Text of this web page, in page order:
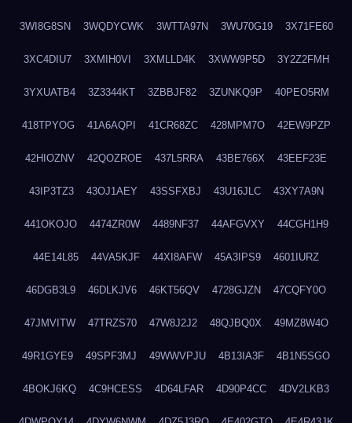
3WI8G8SN 3WQDYCWK 3WTTA97N 3WU70G19 3X71FE60
3XC4DIU7 3XMIH0VI 3XMLLD4K 3XWW9P5D 3Y2Z2FMH
3YXUATB4 3Z3344KT 3ZBBJF82 3ZUNKQ9P 40PEO5RM
418TPYOG 41A6AQPI 41CR68ZC 428MPM7O 42EW9PZP
42HIOZNV 42QOZROE 437L5RRA 43BE766X 43EEF23E
43IP3TZ3 43OJ1AEY 43SSFXBJ 43U16JLC 43XY7A9N
441OKOJO 4474ZR0W 4489NF37 44AFGVXY 44CGH1H9
44E14L85 44VA5KJF 44XI8AFW 45A3IPS9 4601IURZ
46DGB3L9 46DLKJV6 46KT56QV 4728GJZN 47CQFY0O
47JMVITW 47TRZS70 47W8J2J2 48QJBQ0X 49MZ8W4O
49R1GYE9 49SPF3MJ 49WWVPJU 4B13IA3F 4B1N5SGO
4BOKJ6KQ 4C9HCESS 4D64LFAR 4D90P4CC 4DV2LKB3